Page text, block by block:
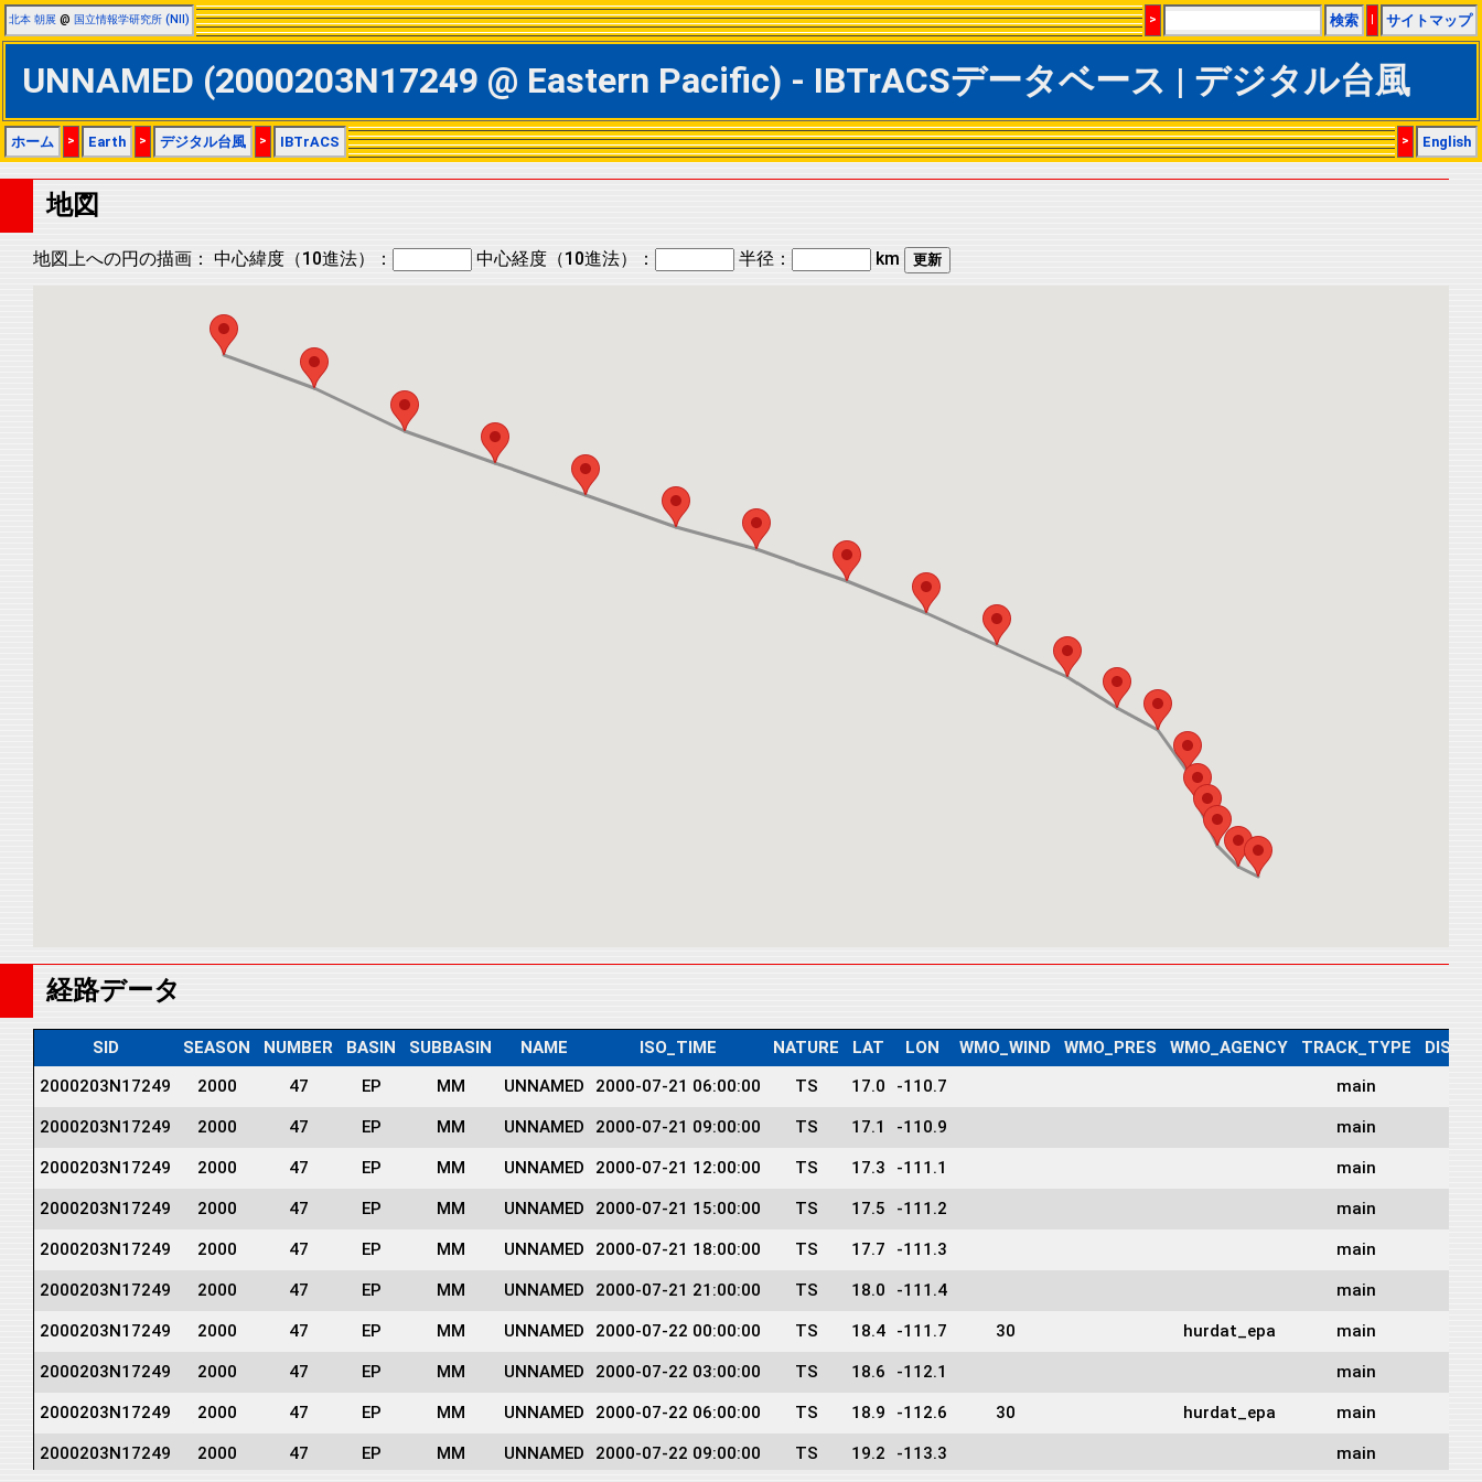
北本 朝展 @ 国立情報学研究所 (NII) > 検索 | サイトマップ
UNNAMED (2000203N17249 @ Eastern Pacific) - IBTrACSデータベース | デジタル台風
ホーム > Earth > デジタル台風 > IBTrACS > English
地図
地図上への円の描画： 中心緯度（10進法）： 中心経度（10進法）： 半径： km
経路データ
SID SEASON NUMBER BASIN SUBBASIN NAME ISO_TIME NATURE LAT LON WMO_WIND WMO_PRES WMO_AGENCY TRACK_TYPE
2000203N17249
2000 47 EP MM UNNAMED 2000-07-21 06:00:00 TS 17.0 -110.7 main
2000203N17249 2000 47 EP MM UNNAMED 2000-07-21 09:00:00 TS 17.1 -110.9 main
2000203N17249 2000 47 EP MM UNNAMED 2000-07-21 12:00:00 TS 17.3 -111.1 main
2000203N17249 2000 47 EP MM UNNAMED 2000-07-21 15:00:00 TS 17.5 -111.2 main
2000203N17249 2000 47 EP MM UNNAMED 2000-07-21 18:00:00 TS 17.7 -111.3 main
2000203N17249 2000 47 EP MM UNNAMED 2000-07-21 21:00:00 TS 18.0 -111.4 main
2000203N17249 2000 47 EP MM UNNAMED 2000-07-22 00:00:00 TS 18.4 -111.7 30 hurdat_epa main
2000203N17249 2000 47 EP MM UNNAMED 2000-07-22 03:00:00 TS 18.6 -112.1 main
2000203N17249 2000 47 EP MM UNNAMED 2000-07-22 06:00:00 TS 18.9 -112.6 30 hurdat_epa main
2000203N17249 2000 47 EP MM UNNAMED 2000-07-22 09:00:00 TS 19.2 -113.3 main